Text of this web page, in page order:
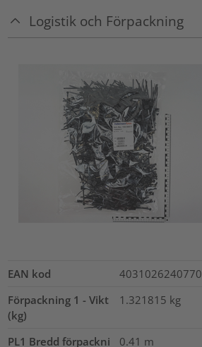
Logistik och Förpackning
EAN kod
4031026240770
Förpackning 1 - Vikt
(kg)
1.321815 kg
PL1 Bredd förpackni 0.41 m